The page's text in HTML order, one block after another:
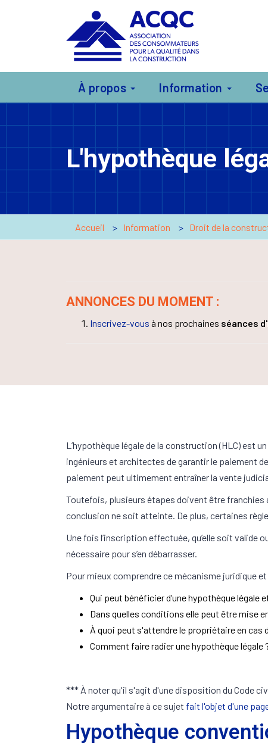
À propos Information
L'hypothèque
Accueil Information Droit de la
ANNONCES DU MOMENT :
Inscrivez-vous à nos prochaines séances
L’hypothèque légale de la construction (HLC) est un
ingénieurs et architectes de garantir le paiement
paiement peut ultimement entraîner la vente
Toutefois, plusieurs étapes doivent être franchies
conclusion ne soit atteinte. De plus, certaines
Une fois l’inscription effectuée, qu’elle soit valide
nécessaire pour s’en débarrasser.
Pour mieux comprendre ce mécanisme juridique
Qui peut bénéficier d’une hypothèque légale
Dans quelles conditions elle peut être mise
À quoi peut s'attendre le propriétaire en cas
Comment faire radier une hypothèque légale
*** À noter qu'il s'agit d'une disposition du Code
Notre argumentaire à ce sujet fait l'objet d'une
Hypothèque